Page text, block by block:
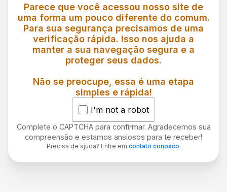
Parece que você acessou nosso site de
uma forma um pouco diferente do comum.
Para sua segurança precisamos de uma
verificação rápida. Isso nos ajuda a
manter a sua navegação segura e a
proteger seus dados.
Não se preocupe, essa é uma etapa
simples e rápida!
I'm not a robot
Complete o CAPTCHA para confirmar. Agradecemos sua
compreensão e estamos ansiosos para te receber!
Precisa de ajuda? Entre em contato conosco.